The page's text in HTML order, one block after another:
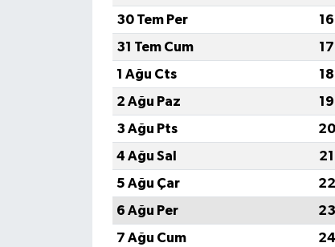
30 Tem Per
31 Tem Cum
1 Ağu Cts
2 Ağu Paz
3 Ağu Pts
4 Ağu Sal
5 Ağu Çar
6 Ağu Per
7 Ağu Cum